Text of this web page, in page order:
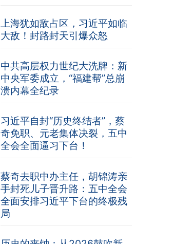
上海犹如敌占区，习近平如临
大敌！封路封天引爆众怒
中共高层权力世纪大洗牌：新
中央军委成立，“福建帮”总崩
溃内幕全纪录
习近平自封“历史终结者”，蔡
奇免职、元老集体决裂，五中
全会全面逼习下台！
蔡奇去职中办主任，胡锦涛亲
手封死儿子晋升路：五中全会
全面安排习近平下台的终极残
局